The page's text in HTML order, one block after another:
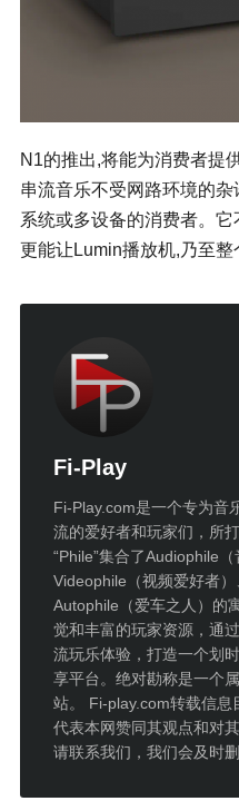
N1的推出,将能为消费者提
串流音乐不受网路环境的
系统或多设备的消费者。
更能让Lumin播放机,乃至整
Fi-Play
Fi-Play.com是一个专为音
流的爱好者和玩家们，所
“Phile”集合了Audiophile（
Videophile（视频爱好者）
Autophile（爱车之人）的
觉和丰富的玩家资源，通
流玩乐体验，打造一个划
享平台。绝对勘称是一个
站。 Fi-play.com转载信息
代表本网赞同其观点和对
请联系我们，我们会及时删